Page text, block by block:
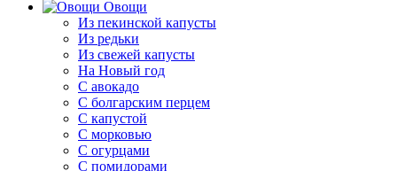
Овощи
Из пекинской капусты
Из редьки
Из свежей капусты
На Новый год
С авокадо
С болгарским перцем
С капустой
С морковью
С огурцами
С помидорами